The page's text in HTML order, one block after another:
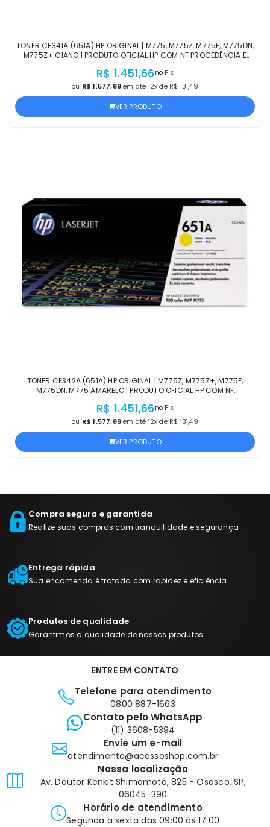
TONER CE341A (651A) HP ORIGINAL | M775, M775Z, M775F, M775DN,
M775Z+ CIANO | PRODUTO OFICIAL HP COM NF PROCEDÊNCIA E
R$ 1.451,66 no Pix
ou R$ 1.577,89em até 12x de R$ 131,49
VER PRODUTO
TONER CE342A (651A) HP ORIGINAL | M775Z, M775Z+, M775F,
M775DN, M775 AMARELO | PRODUTO OFICIAL HP COM NF
R$ 1.451,66 no Pix
ou R$ 1.577,89em até 12x de R$ 131,49
VER PRODUTO
Compra segura e garantida
Realize suas compras com tranquilidade e segurança
Entrega rápida
Sua encomenda é tratada com rapidez e eficiência
Produtos de qualidade
Garantimos a qualidade de nossos produtos
ENTRE EM CONTATO
Telefone para atendimento
0800 887-1663
Contato pelo WhatsApp
(11) 3608-5394
Envie um e-mail
atendimento@acessoshop.com.br
Nossa localização
Av. Doutor Kenkit Shimomoto, 825 - Osasco, SP,
06045-390
Horário de atendimento
Segunda a sexta das 09:00 às 17:00